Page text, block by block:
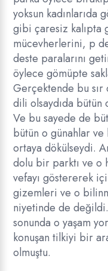
yoksun kadınlarıda
gibi çaresiz kalıpta
mücevherlerini, p
deste paralarını
öylece gömüpte
Gerçektende bu
dili olsaydıda bütün
Ve bu sayede de
bütün o günahlar
ortaya dökülseydi.
dolu bir parktı ve o
vefayı göstererek
gizemleri ve o
niyetinde de
sonunda o yaşam
konuşan tilkiyi bir
olmuştu.